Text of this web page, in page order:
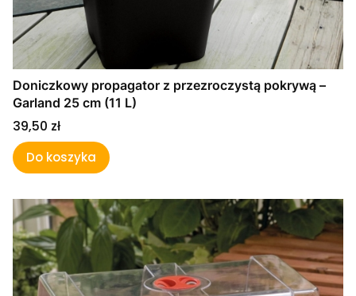
Doniczkowy propagator z przezroczystą pokrywą –
Garland 25 cm (11 L)
Cena
39,50 zł
Do koszyka